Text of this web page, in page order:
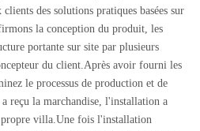
des solutions pratiques basées sur
la conception du produit, les
portante sur site par plusieurs
du client.Après avoir fourni les
le processus de production et de
reçu la marchandise, l'installation a
propre villa.Une fois l'installation